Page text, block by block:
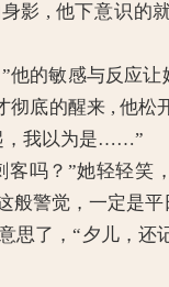
影 , 他下意识的
的敏感与反应让
彻底的醒来 , 他松
，我以为是……”
吗？”她轻轻笑
般警觉，一定是平
了，“夕儿，还